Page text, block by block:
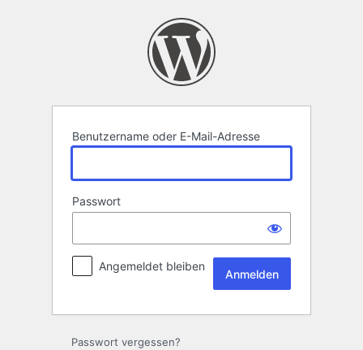
Benutzername oder E-Mail-Adresse
Passwort
Angemeldet bleiben
Passwort vergessen?